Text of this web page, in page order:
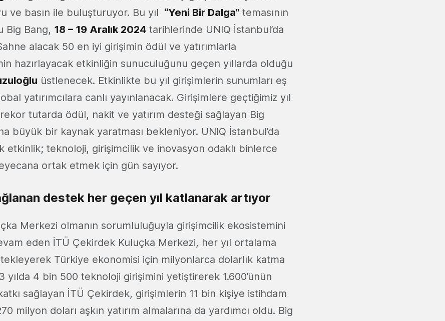
ve basın ile buluşturuyor. Bu yıl “Yeni Bir Dalga” temasının
Big Bang, 18 – 19 Aralık 2024 tarihlerinde UNIQ İstanbul’da
alacak 50 en iyi girişimin ödül ve yatırımlarla
hazırlayacak etkinliğin sunuculuğunu geçen yıllarda olduğu
üstlenecek. Etkinlikte bu yıl girişimlerin sunumları eş
yatırımcılara canlı yayınlanacak. Girişimlere geçtiğimiz yıl
rekor tutarda ödül, nakit ve yatırım desteği sağlayan Big
büyük bir kaynak yaratması bekleniyor. UNIQ İstanbul’da
etkinlik; teknoloji, girişimcilik ve inovasyon odaklı binlerce
ortak etmek için gün sayıyor.
destek her geçen yıl katlanarak artıyor
Merkezi olmanın sorumluluğuyla girişimcilik ekosistemini
eden İTÜ Çekirdek Kuluçka Merkezi, her yıl ortalama
Türkiye ekonomisi için milyonlarca dolarlık katma
yılda 4 bin 500 teknoloji girişimini yetiştirerek 1.600’ünün
sağlayan İTÜ Çekirdek, girişimlerin 11 bin kişiye istihdam
milyon doları aşkın yatırım almalarına da yardımcı oldu. Big